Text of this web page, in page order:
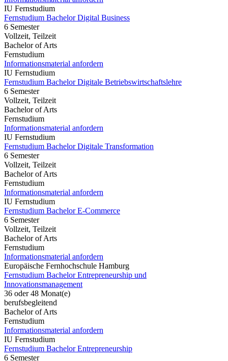
IU Fernstudium
Fernstudium Bachelor Digital Business
6 Semester
Vollzeit, Teilzeit
Bachelor of Arts
Fernstudium
Informationsmaterial anfordern
IU Fernstudium
Fernstudium Bachelor Digitale Betriebswirtschaftslehre
6 Semester
Vollzeit, Teilzeit
Bachelor of Arts
Fernstudium
Informationsmaterial anfordern
IU Fernstudium
Fernstudium Bachelor Digitale Transformation
6 Semester
Vollzeit, Teilzeit
Bachelor of Arts
Fernstudium
Informationsmaterial anfordern
IU Fernstudium
Fernstudium Bachelor E-Commerce
6 Semester
Vollzeit, Teilzeit
Bachelor of Arts
Fernstudium
Informationsmaterial anfordern
Europäische Fernhochschule Hamburg
Fernstudium Bachelor Entrepreneurship und
Innovationsmanagement
36 oder 48 Monat(e)
berufsbegleitend
Bachelor of Arts
Fernstudium
Informationsmaterial anfordern
IU Fernstudium
Fernstudium Bachelor Entrepreneurship
6 Semester